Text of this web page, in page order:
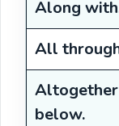
Along
All
Altogether
below.